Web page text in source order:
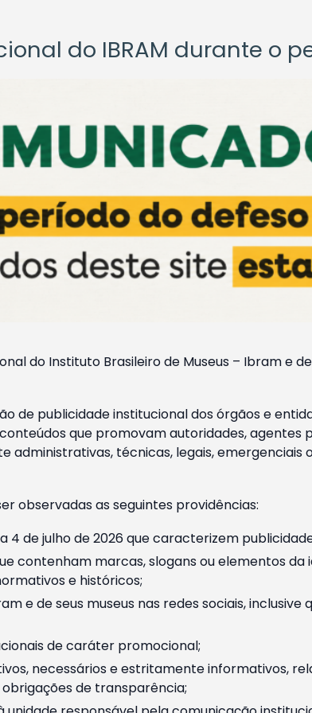
do IBRAM durante o
do Instituto Brasileiro de Museus – Ibram e
de publicidade institucional dos órgãos e
que promovam autoridades, agentes
técnicas, legais, emergenciais
observadas as seguintes providências:
de julho de 2026 que caracterizem
contenham marcas, slogans ou elementos da
e históricos;
e de seus museus nas redes sociais, inclusive
de caráter promocional;
necessários e estritamente informativos,
de transparência;